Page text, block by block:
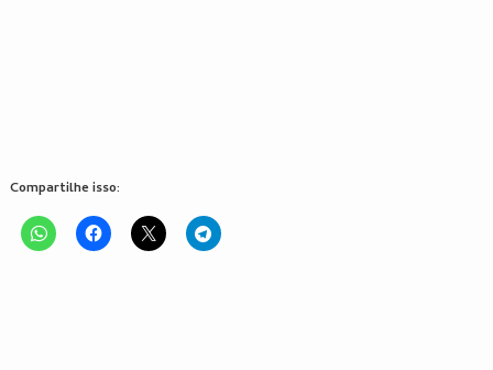
Compartilhe isso: